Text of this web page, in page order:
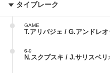
タイブレーク
GAME
T.アリバジェ / G.アンドレオ
6-9
N.スクプスキ / J.サリスベリ